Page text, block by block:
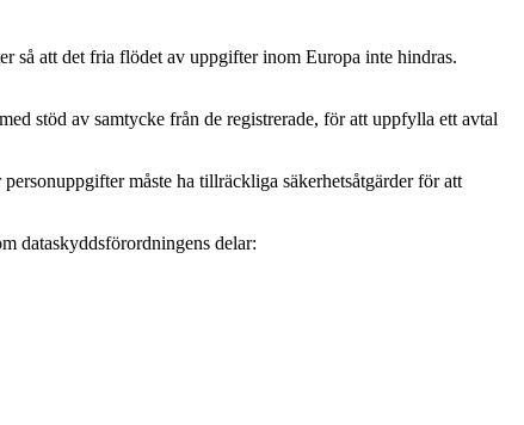
så att det fria flödet av uppgifter inom Europa inte hindras.
stöd av samtycke från de registrerade, för att uppfylla ett avtal
måste ha tillräckliga säkerhetsåtgärder för att
dataskyddsförordningens delar: